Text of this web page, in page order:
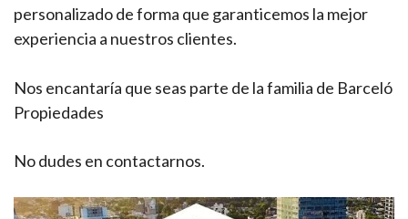
personalizado de forma que garanticemos la mejor
experiencia a nuestros clientes.
Nos encantaría que seas parte de la familia de Barceló
Propiedades
No dudes en contactarnos.